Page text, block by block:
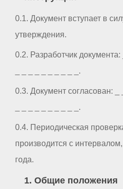
0.1. Документ вступает в
утверждения.
0.2. Разработчик документа:
_ _ _ _ _ _ _ _ _ _.
0.3. Документ согласован: _
_ _ _ _ _ _ _ _ _ _.
0.4. Периодическая
производится с
года.
1. Общие положения